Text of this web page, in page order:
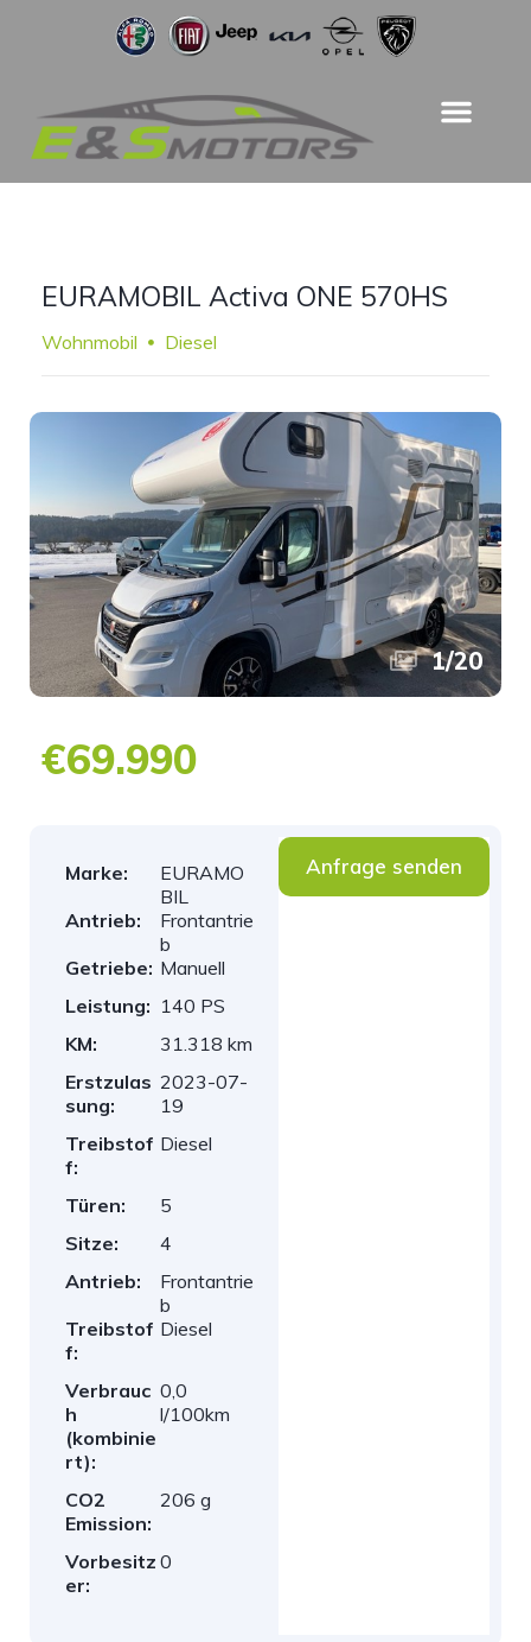
EURAMOBIL Activa ONE 570HS
Wohnmobil Diesel
1/20
€69.990
Marke:
EURAMO
BIL
Antrieb:
Frontantrie
b
Getriebe: Manuell
Leistung: 140 PS
KM:
31.318 km
Erstzulas
sung:
2023-07-
19
Treibstof
f:
Diesel
Türen:
5
Sitze:
4
Antrieb:
Frontantrie
b
Treibstof
f:
Diesel
Verbrauc
h
(kombinie
rt):
0,0
l/100km
CO2
Emission:
206 g
Vorbesitz
er:
0
Anfrage senden